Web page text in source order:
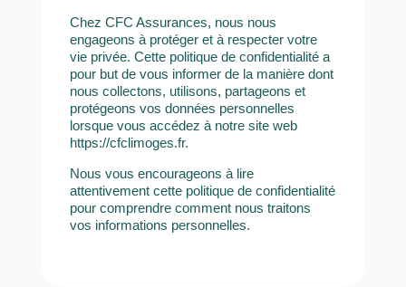
Chez CFC Assurances, nous nous
engageons à protéger et à respecter votre
vie privée. Cette politique de confidentialité a
pour but de vous informer de la manière dont
nous collectons, utilisons, partageons et
protégeons vos données personnelles
lorsque vous accédez à notre site web
https://cfclimoges.fr.
Nous vous encourageons à lire
attentivement cette politique de confidentialité
pour comprendre comment nous traitons
vos informations personnelles.